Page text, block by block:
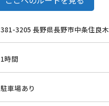
381-3205 長野県長野市中条住良
1時間
駐車場あり